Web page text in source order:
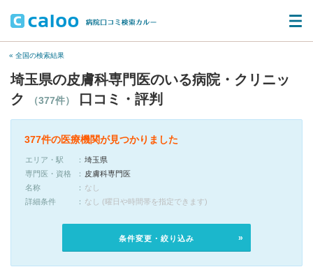
« 全国の検索結果
埼玉県の皮膚科専門医のいる病院・クリニッ
ク
（377件） 口コミ・評判
377件の医療機関が見つかりました
エリア・駅
埼玉県
専門医・資格
皮膚科専門医
名称
なし
詳細条件
なし (曜日や時間帯を指定できます)
条件変更・絞り込み